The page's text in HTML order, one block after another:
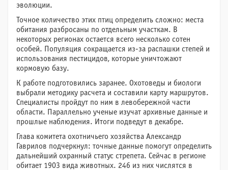
эволюции.
Точное количество этих птиц определить сложно: места
обитания разбросаны по отдельным участкам. В
некоторых регионах остается всего несколько сотен
особей. Популяция сокращается из-за распашки степей и
использования пестицидов, которые уничтожают
кормовую базу.
К работе подготовились заранее. Охотоведы и биологи
выбрали методику расчета и составили карту маршрутов.
Специалисты пройдут по ним в левобережной части
области. Параллельно ученые изучат архивные данные и
прошлые наблюдения. Итоги подведут в декабре.
Глава комитета охотничьего хозяйства Александр
Гаврилов подчеркнул: точные данные помогут определить
дальнейший охранный статус стрепета. Сейчас в регионе
обитает 1903 вида животных. 246 из них числятся в